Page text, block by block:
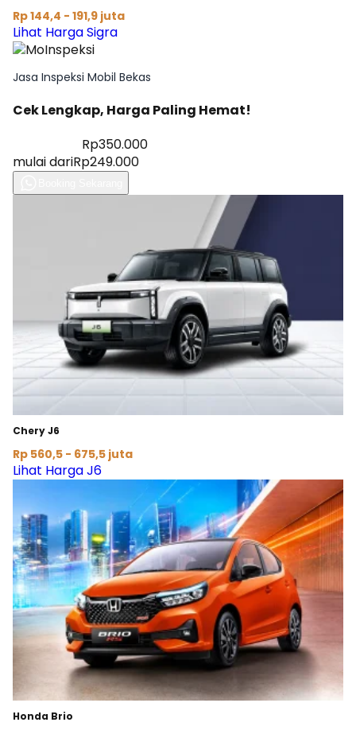
Rp 144,4 - 191,9 juta
Lihat Harga Sigra
Jasa Inspeksi Mobil Bekas
Cek Lengkap, Harga Paling Hemat!
Rp350.000
mulai dariRp249.000
Chery J6
Rp 560,5 - 675,5 juta
Lihat Harga J6
Honda Brio